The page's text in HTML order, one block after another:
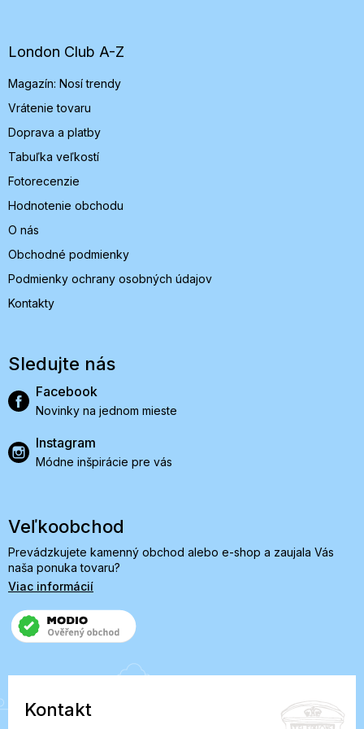
e
London Club A-Z
Magazín: Nosí trendy
Vrátenie tovaru
Doprava a platby
Tabuľka veľkostí
Fotorecenzie
Hodnotenie obchodu
O nás
Obchodné podmienky
Podmienky ochrany osobných údajov
Kontakty
Sledujte nás
Facebook
Novinky na jednom mieste
Instagram
Módne inšpirácie pre vás
Veľkoobchod
Prevádzkujete kamenný obchod alebo e-shop a zaujala Vás
naša ponuka tovaru?
Viac informácií
Kontakt